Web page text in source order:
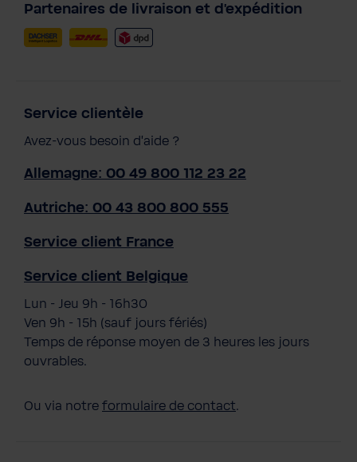
Partenaires de livraison et d'expédition
Service clientèle
Avez-vous besoin d'aide ?
Allemagne: 00 49 800 112 23 22
Autriche: 00 43 800 800 555
Service client France
Service client Belgique
Lun - Jeu 9h - 16h30
Ven 9h - 15h (sauf jours fériés)
Temps de réponse moyen de 3 heures les jours
ouvrables.
Ou via notre formulaire de contact.